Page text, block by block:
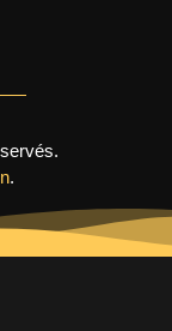
.